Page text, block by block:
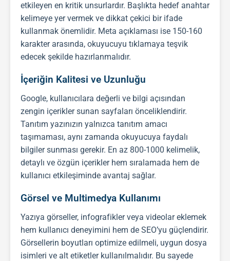
etkileyen en kritik unsurlardır. Başlıkta hedef anahtar
kelimeye yer vermek ve dikkat çekici bir ifade
kullanmak önemlidir. Meta açıklaması ise 150-160
karakter arasında, okuyucuyu tıklamaya teşvik
edecek şekilde hazırlanmalıdır.
İçeriğin Kalitesi ve Uzunluğu
Google, kullanıcılara değerli ve bilgi açısından
zengin içerikler sunan sayfaları önceliklendirir.
Tanıtım yazınızın yalnızca tanıtım amacı
taşımaması, aynı zamanda okuyucuya faydalı
bilgiler sunması gerekir. En az 800-1000 kelimelik,
detaylı ve özgün içerikler hem sıralamada hem de
kullanıcı etkileşiminde avantaj sağlar.
Görsel ve Multimedya Kullanımı
Yazıya görseller, infografikler veya videolar eklemek
hem kullanıcı deneyimini hem de SEO’yu güçlendirir.
Görsellerin boyutları optimize edilmeli, uygun dosya
isimleri ve alt etiketler kullanılmalıdır. Bu sayede